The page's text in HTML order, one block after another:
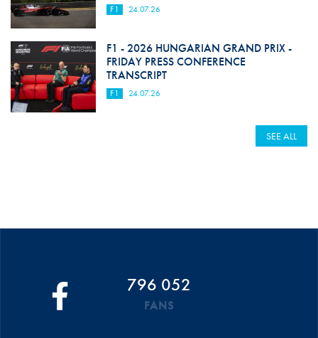
F1 24.07.26
F1 - 2026 HUNGARIAN GRAND PRIX -
FRIDAY PRESS CONFERENCE
TRANSCRIPT
F1 24.07.26
SEE ALL
796 052
FANS